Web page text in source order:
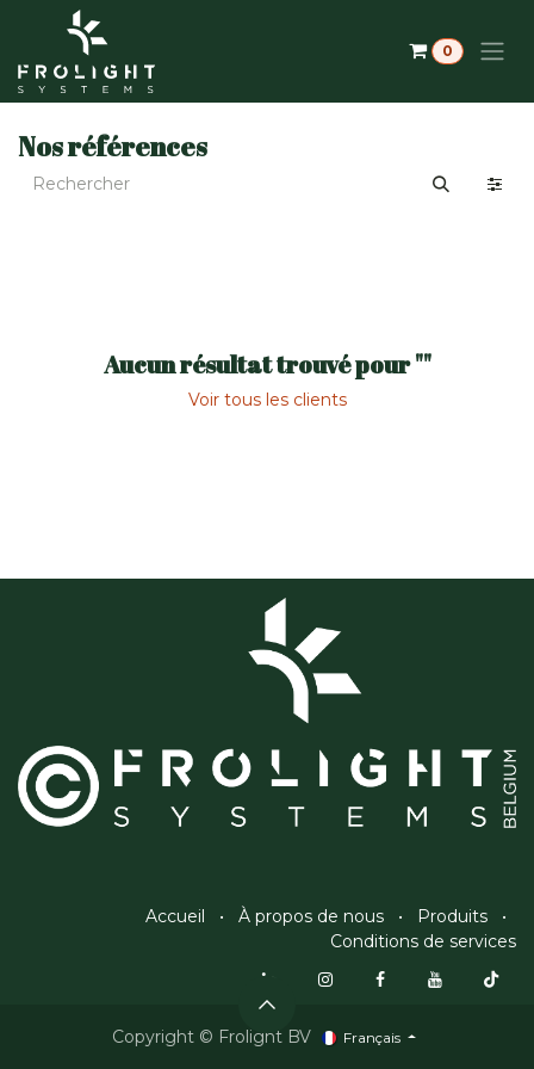
Se rendre au contenu
0
Nos références
Aucun résultat trouvé pour ""
Voir tous les clients
Accueil • À propos de nous • Produits
•
Conditions de services
Copyright © Frolight BV Français